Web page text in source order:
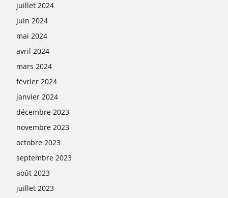
juillet 2024
juin 2024
mai 2024
avril 2024
mars 2024
février 2024
janvier 2024
décembre 2023
novembre 2023
octobre 2023
septembre 2023
août 2023
juillet 2023